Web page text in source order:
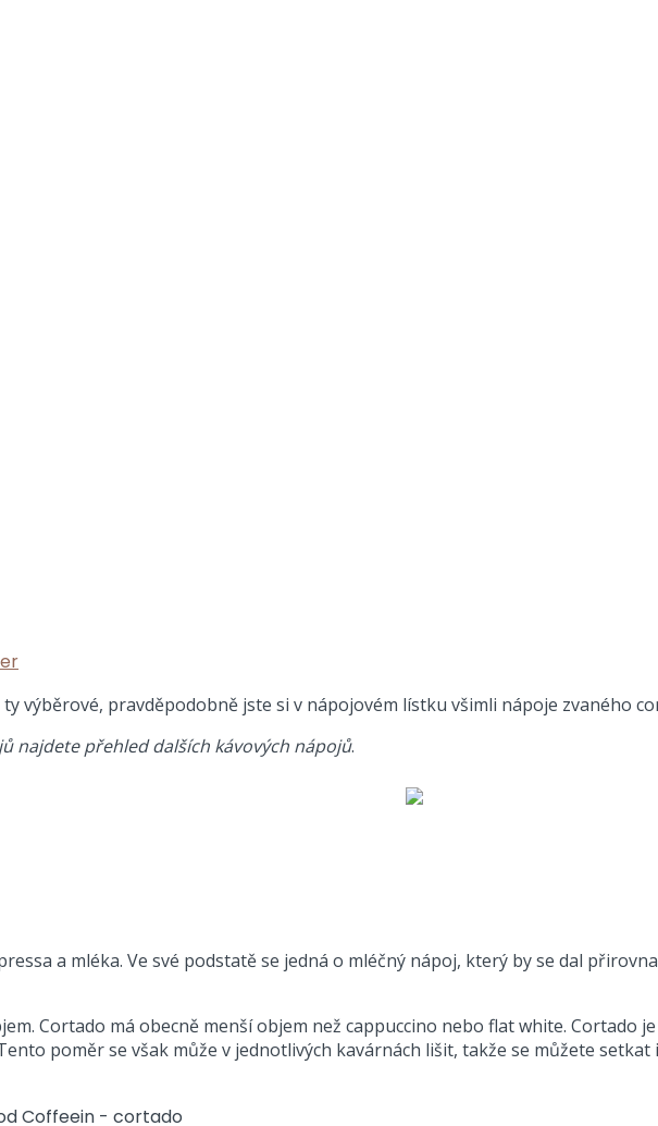
výběrové, pravděpodobně jste si v nápojovém lístku všimli nápoje zvaného
najdete přehled dalších kávových nápojů.
a mléka. Ve své podstatě se jedná o mléčný nápoj, který by se dal
Cortado má obecně menší objem než cappuccino nebo flat white. Cortado
poměr se však může v jednotlivých kavárnách lišit, takže se můžete